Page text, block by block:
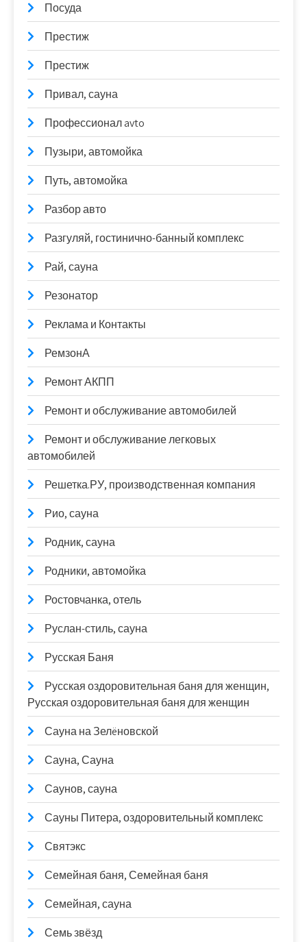
Посуда
Престиж
Престиж
Привал, сауна
Профессионал avto
Пузыри, автомойка
Путь, автомойка
Разбор авто
Разгуляй, гостинично-банный комплекс
Рай, сауна
Резонатор
Реклама и Контакты
РемзонА
Ремонт АКПП
Ремонт и обслуживание автомобилей
Ремонт и обслуживание легковых
автомобилей
Решетка.РУ, производственная компания
Рио, сауна
Родник, сауна
Родники, автомойка
Ростовчанка, отель
Руслан-стиль, сауна
Русская Баня
Русская оздоровительная баня для женщин,
Русская оздоровительная баня для женщин
Сауна на Зелëновской
Сауна, Сауна
Саунов, сауна
Сауны Питера, оздоровительный комплекс
Святэкс
Семейная баня, Семейная баня
Семейная, сауна
Семь звёзд